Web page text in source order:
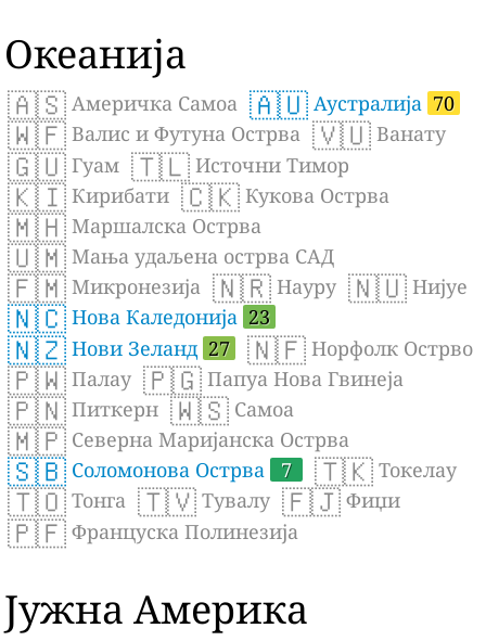
Океанија
🇦🇸 Америчка Самоа 🇦🇺 Аустралија 70
🇼🇫 Валис и Футуна Острва 🇻🇺 Ванату
🇬🇺 Гуам 🇹🇱 Источни Тимор
🇰🇮 Кирибати 🇨🇰 Кукова Острва
🇲🇭 Маршалска Острва
🇺🇲 Мања удаљена острва САД
🇫🇲 Микронезија 🇳🇷 Науру 🇳🇺 Нијуе
🇳🇨 Нова Каледонија 23
🇳🇿 Нови Зеланд 27 🇳🇫 Норфолк Острво
🇵🇼 Палау 🇵🇬 Папуа Нова Гвинеја
🇵🇳 Питкерн 🇼🇸 Самоа
🇲🇵 Северна Маријанска Острва
🇸🇧 Соломонова Острва 7 🇹🇰 Токелау
🇹🇴 Тонга 🇹🇻 Тувалу 🇫🇯 Фиџи
🇵🇫 Француска Полинезија
Јужна Америка